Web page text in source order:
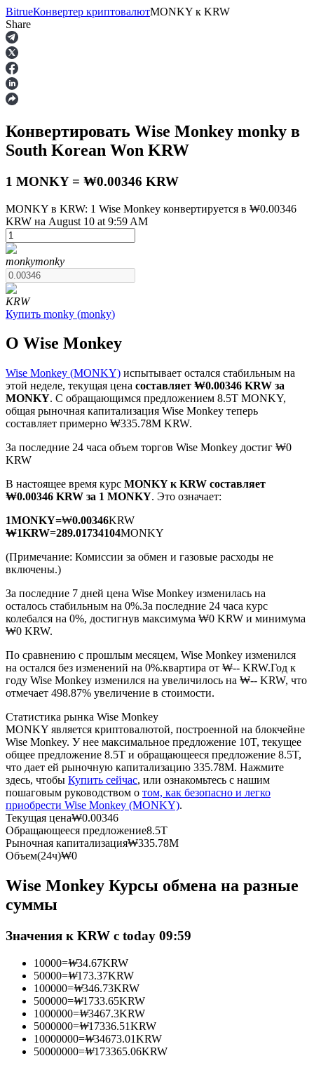
Фьючерсы
USDT-фьючерсы
обеспечения
Фьючерсы на COIN-M
Криптовалютные фьючерсы
Деривативы на акции, форекс, драгоценные металлы и
сырьевые товары
USDC фьючерсы
Фьючерсы с использованием USDC в качестве
обеспечения
Копирование торговли
Присоединяйтесь к лучшим трейдерам
Станьте копи-трейдером
Наслаждайтесь распределением прибыли и комиссиями
за копи-трейдинг
BitrueКонвертер криптовалютMONKY к KRW
Share
Конвертировать Wise Monkey monky в
South Korean Won KRW
1 MONKY = ₩0.00346 KRW
MONKY в KRW: 1 Wise Monkey конвертируется в ₩0.00346
KRW на August 10 at 9:59 AM
monkymonky
KRW
Купить monky (monky)
О Wise Monkey
Wise Monkey (MONKY) испытывает остался стабильным на
этой неделе, текущая цена составляет ₩0.00346 KRW за
MONKY. С обращающимся предложением 8.5T MONKY,
общая рыночная капитализация Wise Monkey теперь
составляет примерно ₩335.78M KRW.
За последние 24 часа объем торгов Wise Monkey достиг ₩0
KRW
В настоящее время курс MONKY к KRW составляет
₩0.00346 KRW за 1 MONKY. Это означает:
1MONKY=₩0.00346KRW
₩1KRW=289.01734104MONKY
(Примечание: Комиссии за обмен и газовые расходы не
включены.)
За последние 7 дней цена Wise Monkey изменилась на
осталось стабильным на 0%.За последние 24 часа курс
колебался на 0%, достигнув максимума ₩0 KRW и минимума
₩0 KRW.
По сравнению с прошлым месяцем, Wise Monkey изменился
на остался без изменений на 0%.квартира от ₩-- KRW.Год к
году Wise Monkey изменился на увеличилось на ₩-- KRW, что
отмечает 498.87% увеличение в стоимости.
Статистика рынка Wise Monkey
MONKY является криптовалютой, построенной на блокчейне
Wise Monkey. У нее максимальное предложение 10T, текущее
общее предложение 8.5T и обращающееся предложение 8.5T,
что дает ей рыночную капитализацию 335.78M. Нажмите
здесь, чтобы Купить сейчас, или ознакомьтесь с нашим
пошаговым руководством о том, как безопасно и легко
приобрести Wise Monkey (MONKY).
Текущая цена₩0.00346
Обращающееся предложение8.5T
Рыночная капитализация₩335.78M
Объем(24ч)₩0
Wise Monkey Курсы обмена на разные
суммы
Значения к KRW с today 09:59
10000=₩34.67KRW
50000=₩173.37KRW
100000=₩346.73KRW
500000=₩1733.65KRW
1000000=₩3467.3KRW
5000000=₩17336.51KRW
10000000=₩34673.01KRW
50000000=₩173365.06KRW